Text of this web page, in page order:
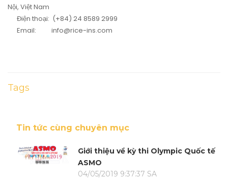
Nội, Việt Nam
Điện thoại: (+84) 24 8589 2999
Email: info@rice-ins.com
Tags
Tin tức cùng chuyên mục
Giới thiệu về kỳ thi Olympic Quốc tế
ASMO
04/05/2019 9:37:37 SA